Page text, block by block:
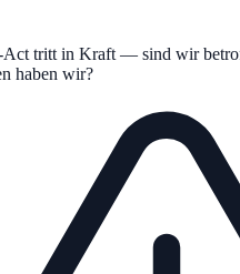
tritt in Kraft — sind wir
haben wir?